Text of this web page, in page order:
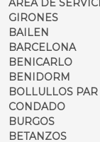
AREA DE
GIRONES
BAILEN
BARCELONA
BENICARLO
BENIDORM
BOLLULLOS
CONDADO
BURGOS
BETANZOS